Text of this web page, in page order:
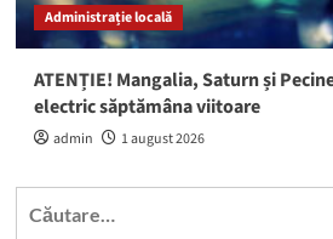
Administrație locală
ATENȚIE! Mangalia, Saturn și
electric săptămâna viitoare
admin 1 august 2026